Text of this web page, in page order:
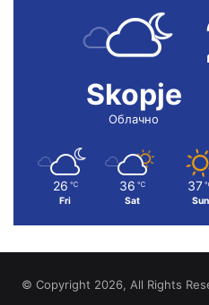
Skopje
Облачно
26 ℃
Fri
36 ℃
Sat
37
Sun
© Copyright 2026, All Rights